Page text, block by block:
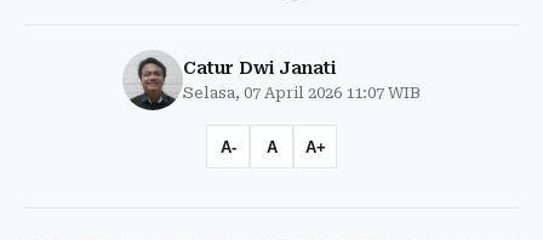
Catur Dwi Janati
Selasa, 07 April 2026 11:07 WIB
A- A A+